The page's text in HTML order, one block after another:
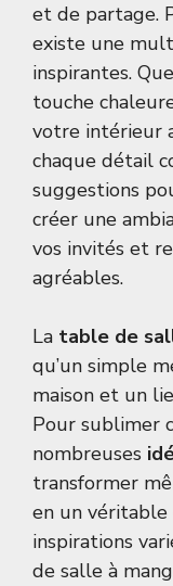
et de partage.
existe une
inspirantes.
touche
votre intérieur
chaque détail
suggestions
créer une
vos invités et
agréables.
La table de
qu’un simple
maison et un
Pour sublimer
nombreuses
transformer
en un véritable
inspirations
de salle à